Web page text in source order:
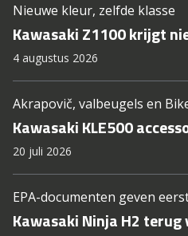
Nieuwe kleur, zelfde klasse
Kawasaki Z1100 krijgt
4 augustus 2026
Akrapovič, valbeugels en
Kawasaki KLE500
20 juli 2026
EPA-documenten geven
Kawasaki Ninja H2 terug